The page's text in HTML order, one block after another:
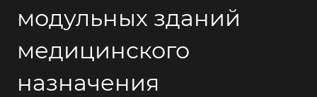
модульных зданий
медицинского
назначения